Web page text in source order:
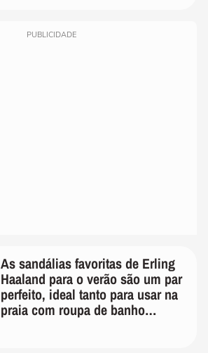
PUBLICIDADE
As sandálias favoritas de Erling
Haaland para o verão são um par
perfeito, ideal tanto para usar na
praia com roupa de banho